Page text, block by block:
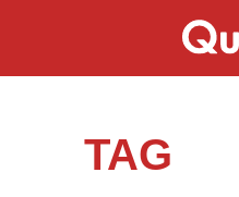
TAG